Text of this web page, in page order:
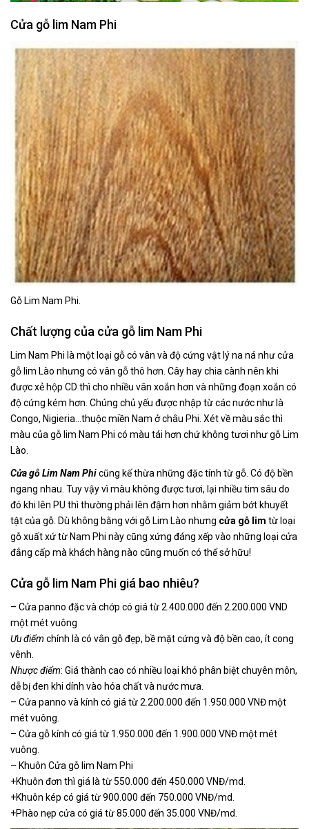
Cửa gỗ lim Nam Phi
Gỗ Lim Nam Phi.
Chất lượng của cửa gỗ lim Nam Phi
Lim Nam Phi là một loại gỗ có vân và độ cứng vật lý na ná như cửa
gỗ lim Lào nhưng có vân gỗ thô hơn. Cây hay chia cành nên khi
được xẻ hộp CD thì cho nhiều vân xoắn hơn và những đoạn xoắn có
độ cứng kém hơn. Chúng chủ yếu được nhập từ các nước như là
Congo, Nigieria…thuộc miền Nam ở châu Phi. Xét về màu sắc thì
màu của gỗ lim Nam Phi có màu tái hơn chứ không tươi như gỗ Lim
Lào.
Cửa gỗ Lim Nam Phicũng kế thừa những đặc tính từ gỗ. Có độ bền
ngang nhau. Tuy vậy vì màu không được tươi, lại nhiều tim sâu do
đó khi lên PU thì thường phải lên đậm hơn nhằm giảm bớt khuyết
tật của gỗ. Dù không bằng với gỗ Lim Lào nhưng cửa gỗ lim từ loại
gỗ xuất xứ từ Nam Phi này cũng xứng đáng xếp vào những loại cửa
đẳng cấp mà khách hàng nào cũng muốn có thể sở hữu!
Cửa gỗ lim Nam Phi giá bao nhiêu?
– Cửa panno đặc và chớp có giá từ 2.400.000 đến 2.200.000 VND
một mét vuông
Ưu điểm chính là có vân gỗ đẹp, bề mặt cứng và độ bền cao, ít cong
vênh.
Nhược điểm: Giá thành cao có nhiều loại khó phân biệt chuyên môn,
dễ bị đen khi dính vào hóa chất và nước mưa.
– Cửa panno và kính có giá từ 2.200.000 đến 1.950.000 VNĐ một
mét vuông.
– Cửa gỗ kính có giá từ 1.950.000 đến 1.900.000 VNĐ một mét
vuông.
– Khuôn Cửa gỗ lim Nam Phi
+Khuôn đơn thì giá là từ 550.000 đến 450.000 VNĐ/md.
+Khuôn kép có giá từ 900.000 đến 750.000 VNĐ/md.
+Phào nẹp cửa có giá từ 85.000 đến 35.000 VNĐ/md.